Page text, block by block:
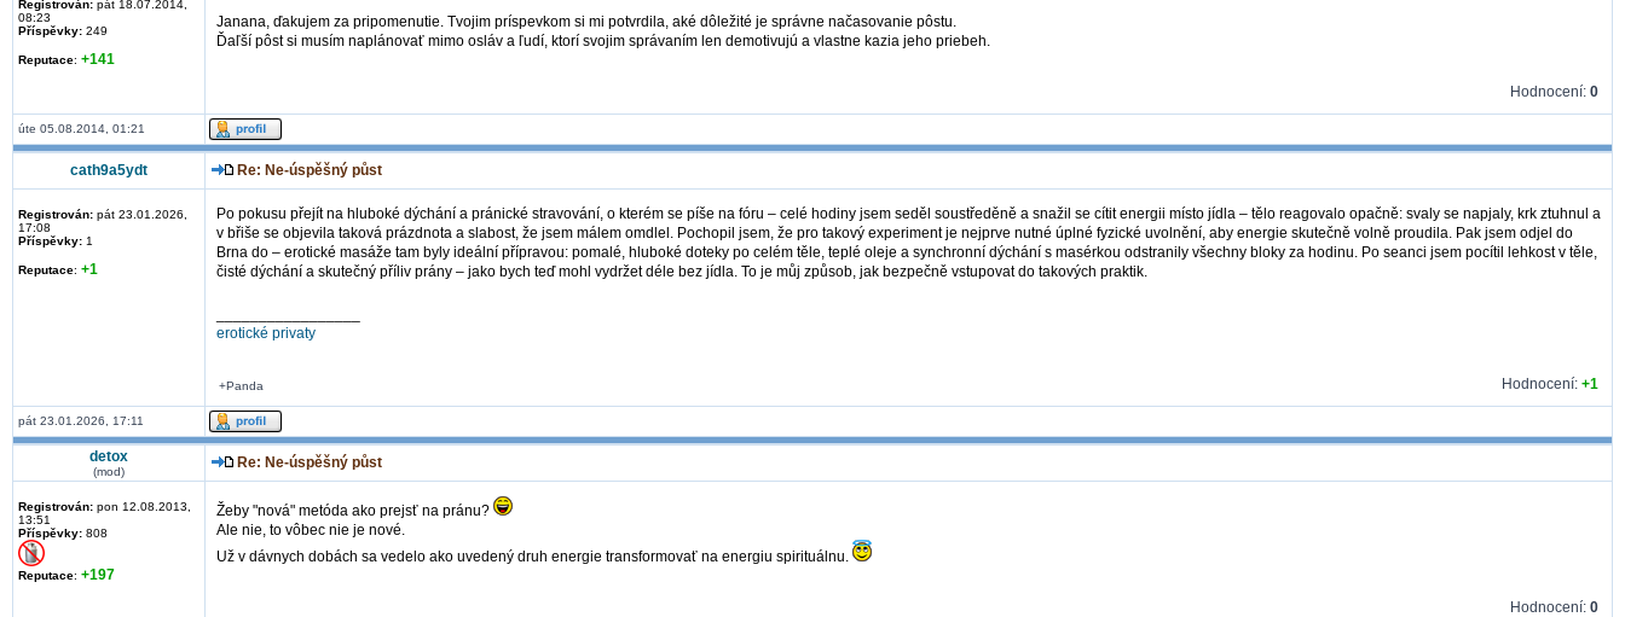
Registrován: pát 18.07.2014,
08:23
Příspěvky: 249
Reputace: +141
Janana, ďakujem za pripomenutie. Tvojim príspevkom si mi potvrdila, aké dôležité je správne načasovanie pôstu.
Ďaľší pôst si musím naplánovať mimo osláv a ľudí, ktorí svojim správaním len demotivujú a vlastne kazia jeho priebeh.
Hodnocení: 0
úte 05.08.2014, 01:21
cath9a5ydt Re: Ne-úspěšný půst
Registrován: pát 23.01.2026,
17:08
Příspěvky: 1
Reputace: +1
Po pokusu přejít na hluboké dýchání a pránické stravování, o kterém se píše na fóru – celé hodiny jsem seděl soustředěně a snažil se cítit energii místo jídla – tělo reagovalo opačně: svaly se napjaly, krk ztuhnul a
v břiše se objevila taková prázdnota a slabost, že jsem málem omdlel. Pochopil jsem, že pro takový experiment je nejprve nutné úplné fyzické uvolnění, aby energie skutečně volně proudila. Pak jsem odjel do
Brna do – erotické masáže tam byly ideální přípravou: pomalé, hluboké doteky po celém těle, teplé oleje a synchronní dýchání s masérkou odstranily všechny bloky za hodinu. Po seanci jsem pocítil lehkost v těle,
čisté dýchání a skutečný příliv prány – jako bych teď mohl vydržet déle bez jídla. To je můj způsob, jak bezpečně vstupovat do takových praktik.
erotické privaty
+Panda Hodnocení: +1
pát 23.01.2026, 17:11
detox
(mod)
Re: Ne-úspěšný půst
Registrován: pon 12.08.2013,
13:51
Příspěvky: 808
Reputace: +197
Žeby "nová" metóda ako prejsť na pránu?
Ale nie, to vôbec nie je nové.
Už v dávnych dobách sa vedelo ako uvedený druh energie transformovať na energiu spirituálnu.
Hodnocení: 0